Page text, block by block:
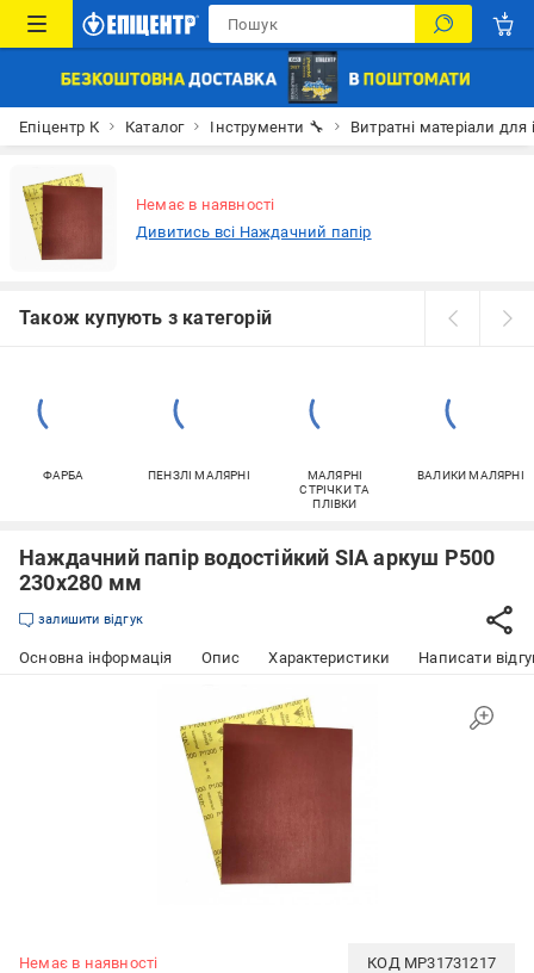
Епіцентр К Каталог Інструменти 🔧 Витратні матеріали для
Немає в наявності
Дивитись всі Наждачний папір
Також купують з категорій
ФАРБА ПЕНЗЛІ МАЛЯРНІ
МАЛЯРНІ
СТРІЧКИ ТА
ПЛІВКИ
ВАЛИКИ МАЛЯРНІ
Наждачний папір водостійкий SIA аркуш P500
230x280 мм
залишити відгук
Основна інформація Опис Характеристики Написати
Немає в наявності КОД MP31731217